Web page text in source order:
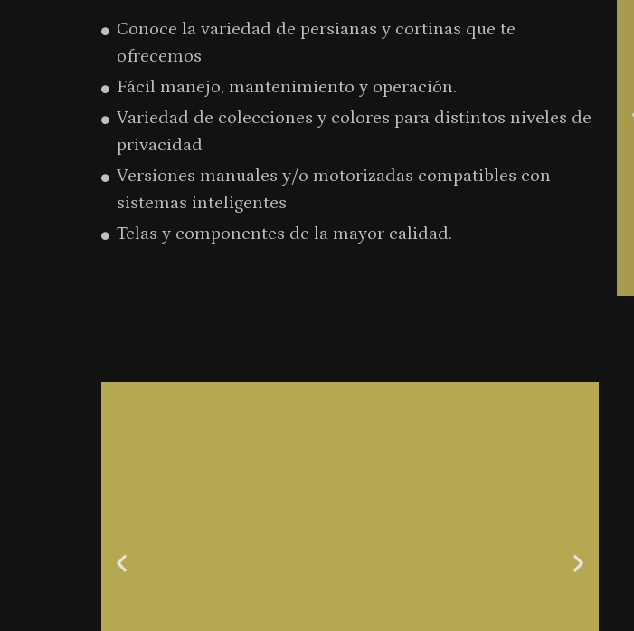
Conoce la variedad de persianas y cortinas que te
ofrecemos
Fácil manejo, mantenimiento y operación.
Variedad de colecciones y colores para distintos niveles de
privacidad
Versiones manuales y/o motorizadas compatibles con
sistemas inteligentes
Telas y componentes de la mayor calidad.